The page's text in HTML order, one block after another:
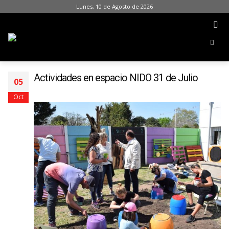
Lunes, 10 de Agosto de 2026
05
Oct
Actividades en espacio NIDO 31 de Julio